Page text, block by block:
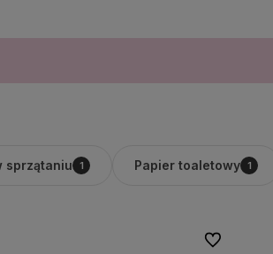
sprzątaniu 1 Papier toaletowy 1
Do ulubionych